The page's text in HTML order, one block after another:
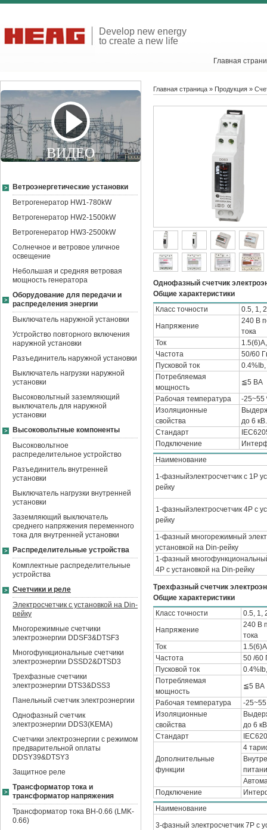
Develop new energy
to create a new life
Главная
ВИДЕО
Ветроэнергетические установки
Ветрогенератор HW1-780kW
Ветрогенератор HW2-1500kW
Ветрогенератор HW3-2500kW
Солнечное и ветровое уличное
освещение
Небольшая и средняя ветровая
мощность генератора
Оборудование для передачи и
распределения энергии
Выключатель наружной установки
Устройство повторного включения
наружной установки
Разъединитель наружной установки
Выключатель нагрузки наружной
установки
Высоковольтный заземляющий
выключатель для наружной
установки
Высоковольтные компоненты
Высоковольтное
распределительное устройство
Разъединитель внутренней
установки
Выключатель нагрузки внутренней
установки
Заземляющий выключатель
среднего напряжения переменного
тока для внутренней установки
Распределительные устройства
Комплектные распределительные
устройства
Счетчики и реле
Электросчетчик с установкой на Din-
рейку
Многорежимные счетчики
электроэнергии DDSF3&DTSF3
Многофункциональные счетчики
электроэнергии DSSD2&DTSD3
Трехфазные счетчики
электроэнергии DTS3&DSS3
Панельный счетчик электроэнергии
Однофазный счетчик
электроэнергии DDS3(KEMA)
Счетчики электроэнергии с режимом
предварительной оплаты
DDSY39&DTSY3
Защитное реле
Трансформатор тока и
трансформатор напряжения
Трансформатор тока BH-0.66 (LMK-
0.66)
Главная страница » Продукция »
Однофазный счетчик
Общие характеристики
Класс точности
0.5, 1, 2
Напряжение
240 В
тока
Ток
Частота
50/60
Пусковой ток
Потребляемая
мощность
≦5 ВА
Рабочая температура
-25~55
Изоляционные
свойства
до 6 кВ.
Стандарт
Подключение
Наименование
1-фазныйэлектросчетчик с 1P
рейку
1-фазныйэлектросчетчик 4P с
рейку
1-фазный многорежимный
установкой на Din-рейку
1-фазный
4P с установкой на Din-рейку
Трехфазный счетчик
Общие характеристики
Класс точности
0.5, 1,
Напряжение
240 В
тока
Ток
Частота
50 /60
Пусковой ток
Потребляемая
мощность
≦5 ВА
Рабочая температура
-25~55
Изоляционные
свойства
до 6
Стандарт
Дополнительные
функции
4
Подключение
Наименование
3-фазный электросчетчик 7P с